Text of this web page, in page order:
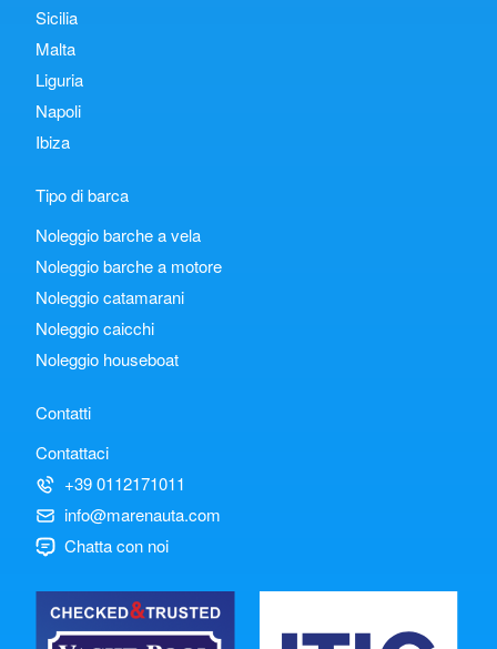
Sicilia
Malta
Liguria
Napoli
Ibiza
Tipo di barca
Noleggio barche a vela
Noleggio barche a motore
Noleggio catamarani
Noleggio caicchi
Noleggio houseboat
Contatti
Contattaci
+39 0112171011
info@marenauta.com
Chatta con noi